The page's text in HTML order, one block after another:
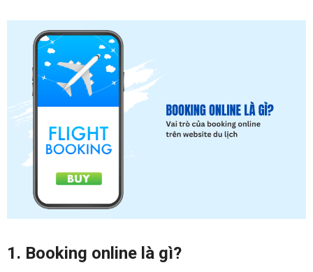
1. Booking online là gì?